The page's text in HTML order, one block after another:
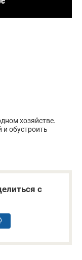
хозяйстве.
обустроить
с